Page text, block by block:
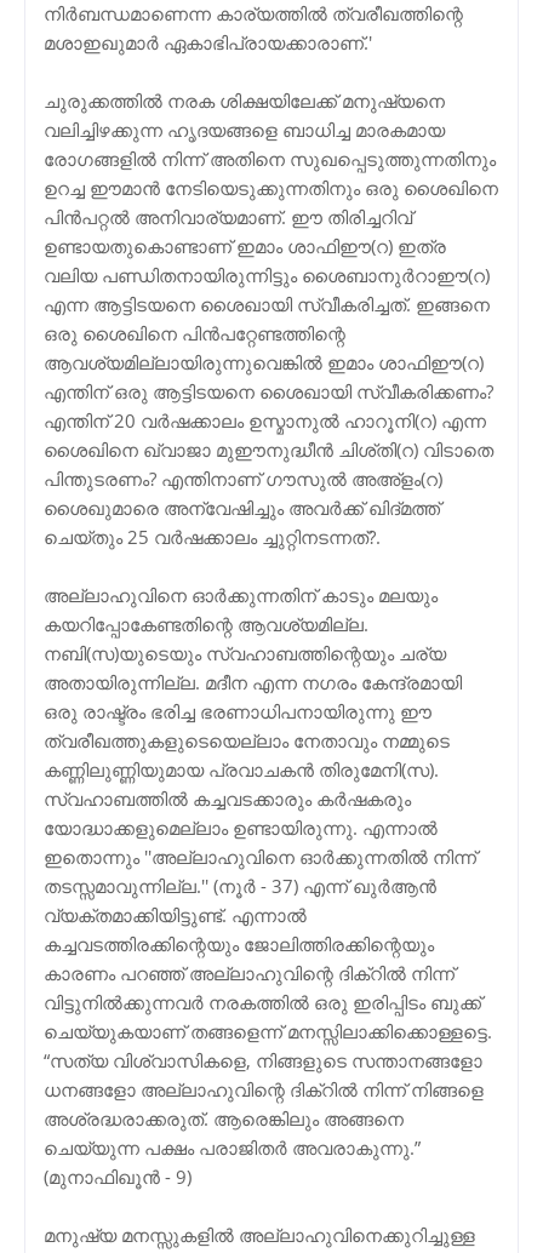
നിര്‍ബന്ധമാണെന്ന കാര്യത്തില്‍ ത്വരീഖത്തിന്റെ
മശാഇഖുമാര്‍ ഏകാഭിപ്രായക്കാരാണ്.'
ചുരുക്കത്തില്‍ നരക ശിക്ഷയിലേക്ക്‌ മനുഷ്യനെ
വലിച്ചിഴക്കുന്ന ഹൃദയങ്ങളെ ബാധിച്ച മാരകമായ
രോഗങ്ങളില്‍ നിന്ന്‍ അതിനെ സുഖപ്പെടുത്തുന്നതിനും
ഉറച്ച ഈമാന്‍ നേടിയെടുക്കുന്നതിനും ഒരു ശൈഖിനെ
പിന്‍പറ്റല്‍ അനിവാര്യമാണ്. ഈ തിരിച്ചറിവ്
ഉണ്ടായതുകൊണ്ടാണ് ഇമാം ശാഫിഈ(റ) ഇത്ര
വലിയ പണ്ഡിതനായിരുന്നിട്ടും ശൈബാനുര്‍റാഈ(റ)
എന്ന ആട്ടിടയനെ ശൈഖായി സ്വീകരിച്ചത്. ഇങ്ങനെ
ഒരു ശൈഖിനെ പിന്‍പറ്റേണ്ടത്തിന്റെ
ആവശ്യമില്ലായിരുന്നുവെങ്കില്‍ ഇമാം ശാഫിഈ(റ)
എന്തിന് ഒരു ആട്ടിടയനെ ശൈഖായി സ്വീകരിക്കണം?
എന്തിന് 20 വര്‍ഷക്കാലം ഉസ്മാനുല്‍ ഹാറൂനി(റ) എന്ന
ശൈഖിനെ ഖ്വാജാ മുഈനുദ്ധീന്‍ ചിശ്തി(റ) വിടാതെ
പിന്തുടരണം? എന്തിനാണ് ഗൗസുല്‍ അഅ്ളം(റ)
ശൈഖുമാരെ അന്വേഷിച്ചും അവര്‍ക്ക് ഖിദ്മത്ത്
ചെയ്തും 25 വര്‍ഷക്കാലം ച്ചുറ്റിനടന്നത്?.
അല്ലാഹുവിനെ ഓര്‍ക്കുന്നതിന് കാടും മലയും
കയറിപ്പോകേണ്ടതിന്റെ ആവശ്യമില്ല.
നബി(സ)യുടെയും സ്വഹാബത്തിന്റെയും ചര്യ
അതായിരുന്നില്ല. മദീന എന്ന നഗരം കേന്ദ്രമായി
ഒരു രാഷ്ട്രം ഭരിച്ച ഭരണാധിപനായിരുന്നു ഈ
ത്വരീഖത്തുകളുടെയെല്ലാം നേതാവും നമ്മുടെ
കണ്ണിലുണ്ണിയുമായ പ്രവാചകന്‍ തിരുമേനി(സ).
സ്വഹാബത്തില്‍ കച്ചവടക്കാരും കര്‍ഷകരും
യോദ്ധാക്കളുമെല്ലാം ഉണ്ടായിരുന്നു. എന്നാല്‍
ഇതൊന്നും ''അല്ലാഹുവിനെ ഓര്‍ക്കുന്നതില്‍ നിന്ന്
തടസ്സമാവുന്നില്ല.'' (നൂര്‍ - 37) എന്ന് ഖുര്‍ആന്‍
വ്യക്തമാക്കിയിട്ടുണ്ട്. എന്നാല്‍
കച്ചവടത്തിരക്കിന്റെയും ജോലിത്തിരക്കിന്റെയും
കാരണം പറഞ്ഞ് അല്ലാഹുവിന്റെ ദിക്റില്‍ നിന്ന്
വിട്ടുനില്‍ക്കുന്നവര്‍ നരകത്തില്‍ ഒരു ഇരിപ്പിടം ബുക്ക്
ചെയ്യുകയാണ് തങ്ങളെന്ന് മനസ്സിലാക്കിക്കൊള്ളട്ടെ.
“സത്യ വിശ്വാസികളെ, നിങ്ങളുടെ സന്താനങ്ങളോ
ധനങ്ങളോ അല്ലാഹുവിന്റെ ദിക്റില്‍ നിന്ന് നിങ്ങളെ
അശ്രദ്ധരാക്കരുത്. ആരെങ്കിലും അങ്ങനെ
ചെയ്യുന്ന പക്ഷം പരാജിതര്‍ അവരാകുന്നു.”
(മുനാഫിഖൂന്‍ - 9)
മനുഷ്യ മനസ്സുകളില്‍ അല്ലാഹുവിനെക്കുറിച്ചുള്ള